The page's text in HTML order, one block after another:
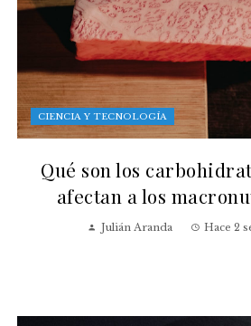
CIENCIA Y TECNOLOGÍA
Qué son los
afectan a los
Julián Aranda Hace 2